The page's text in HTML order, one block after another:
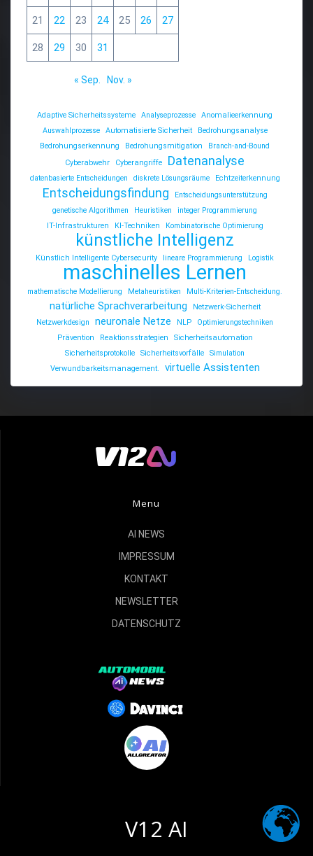
21 22 23 24 25 26 27
28 29 30 31
« Sep. Nov. »
Adaptive Sicherheitssysteme Analyseprozesse
Anomalieerkennung
Auswahlprozesse
Automatisierte Sicherheit
Bedrohungsanalyse
Bedrohungserkennung
Bedrohungsmitigation
Branch-and-Bound
Cyberabwehr
Cyberangriffe Datenanalyse
datenbasierte Entscheidungen diskrete Lösungsräume Echtzeiterkennung
Entscheidungsfindung
Entscheidungsunterstützung
genetische Algorithmen
Heuristiken
integer Programmierung
IT-Infrastrukturen
KI-Techniken Kombinatorische Optimierung
künstliche Intelligenz
Künstlich Intelligente Cybersecurity lineare Programmierung Logistik
maschinelles Lernen
mathematische Modellierung Metaheuristiken Multi-Kriterien-Entscheidung.
natürliche Sprachverarbeitung
Netzwerk-Sicherheit
Netzwerkdesign
neuronale Netze NLP
Optimierungstechniken
Prävention
Reaktionsstrategien
Sicherheitsautomation
Sicherheitsprotokolle
Sicherheitsvorfälle
Simulation
Verwundbarkeitsmanagement.
virtuelle Assistenten
Menu
AI NEWS
IMPRESSUM
KONTAKT
NEWSLETTER
DATENSCHUTZ
V12 AI